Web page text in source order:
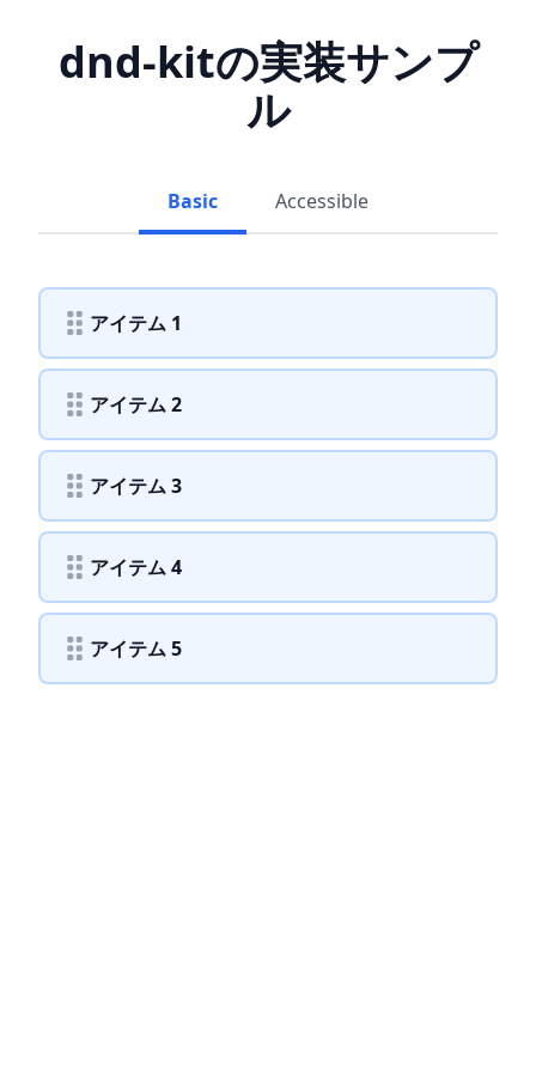
dnd-kitの実装サンプ
ル
Basic Accessible
アイテム 1
アイテム 2
アイテム 3
アイテム 4
アイテム 5